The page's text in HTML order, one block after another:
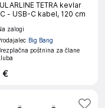
TETRA kevlar
- USB-C kabel, 120 cm
zalogi
Big Bang
poštnina za člane
€